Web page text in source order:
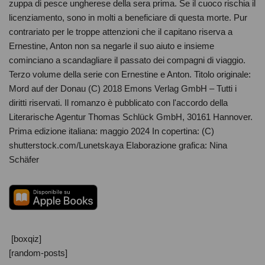
zuppa di pesce ungherese della sera prima. Se il cuoco rischia il
licenziamento, sono in molti a beneficiare di questa morte. Pur
contrariato per le troppe attenzioni che il capitano riserva a
Ernestine, Anton non sa negarle il suo aiuto e insieme
cominciano a scandagliare il passato dei compagni di viaggio.
Terzo volume della serie con Ernestine e Anton. Titolo originale:
Mord auf der Donau (C) 2018 Emons Verlag GmbH – Tutti i
diritti riservati. Il romanzo è pubblicato con l'accordo della
Literarische Agentur Thomas Schlück GmbH, 30161 Hannover.
Prima edizione italiana: maggio 2024 In copertina: (C)
shutterstock.com/Lunetskaya Elaborazione grafica: Nina
Schäfer
[boxqiz]
[random-posts]